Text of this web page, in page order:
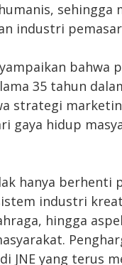
industri
bahwa
35 tahun
strategi
gaya hidup
hanya
industri
hingga
JNE yang terus